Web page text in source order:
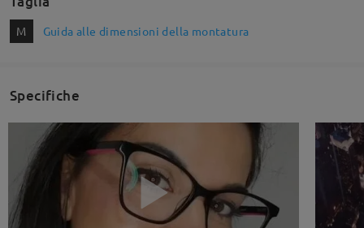
M Guida alle dimensioni della montatura
Specifiche